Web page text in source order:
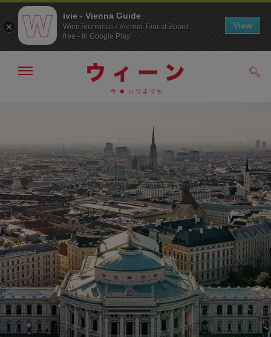
へ
ジ
の
ト
ッ
プ
へ
メ
非
表
示
ivie - Vienna Guide
WienTourismus / Vienna Tourist Board
free - In Google Play
View